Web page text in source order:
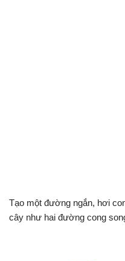
Tạo một đường ngắn, hơi
cây như hai đường cong